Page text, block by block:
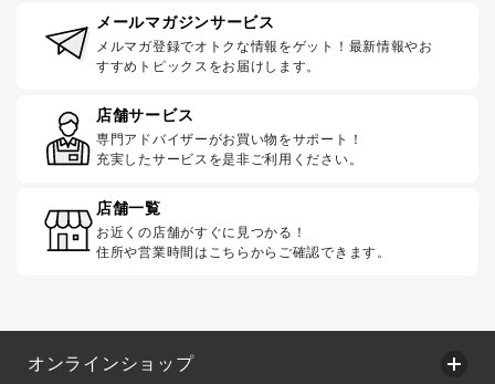
メールマガジンサービス
メルマガ登録でオトクな情報をゲット！最新情報やお
すすめトピックスをお届けします。
店舗サービス
専門アドバイザーがお買い物をサポート！
充実したサービスを是非ご利用ください。
店舗一覧
お近くの店舗がすぐに見つかる！
住所や営業時間はこちらからご確認できます。
オンラインショップ